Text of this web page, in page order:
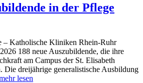
in der Pflege
– Katholische Kliniken Rhein-Ruhr
188 neue Auszubildende, die ihre
am Campus der St. Elisabeth
Die dreijährige generalistische Ausbildung
lesen